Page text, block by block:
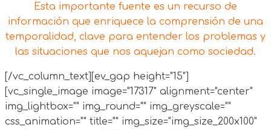
Esta importante fuente es un recurso de
información que enriquece la comprensión de una
temporalidad, clave para entender los problemas y
las situaciones que nos aquejan como sociedad.
[/vc_column_text][ev_gap height="15"]
[vc_single_image image="17317" alignment="center"
img_lightbox="" img_round="" img_greyscale=""
css_animation="" title="" img_size="img_size_200x100"